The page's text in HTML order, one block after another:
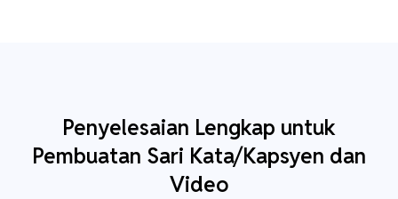
Penyelesaian Lengkap untuk
Pembuatan Sari Kata/Kapsyen dan
Video